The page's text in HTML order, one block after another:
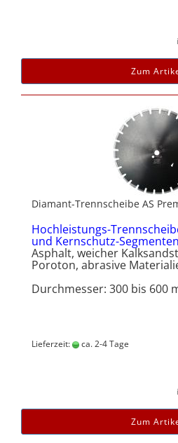
Zum
Diamant-Trennscheibe AS
Hochleistungs-
und Kernschutz-Segmenten
Asphalt, weicher
Poroton, abrasive
Durchmesser: 300 bis 600
Lieferzeit: ca. 2-4 Tage
Zum